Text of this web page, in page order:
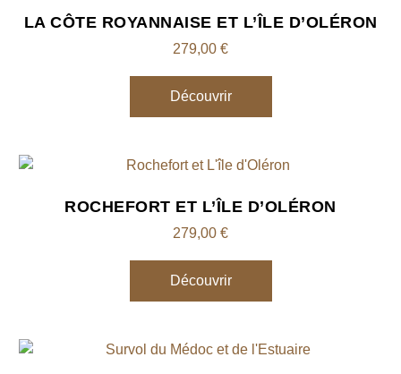
LA CÔTE ROYANNAISE ET L’ÎLE D’OLÉRON
279,00 €
Découvrir
ROCHEFORT ET L’ÎLE D’OLÉRON
279,00 €
Découvrir